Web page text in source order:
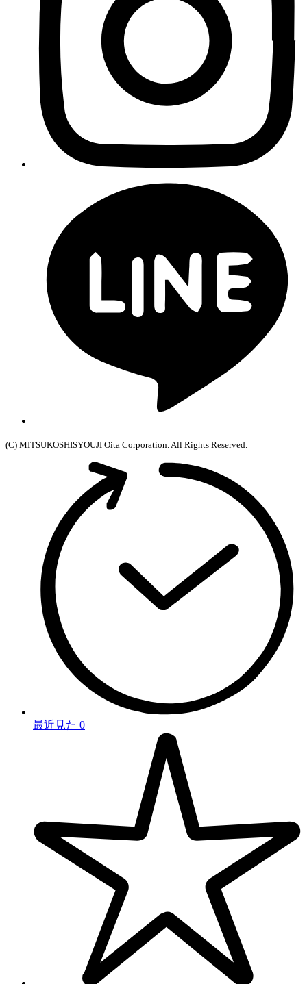
(C) MITSUKOSHISYOUJI Oita Corporation. All Rights Reserved.
最近見た 0